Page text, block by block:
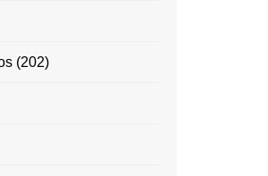
(202)